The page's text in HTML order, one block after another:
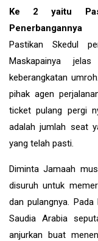
Ke 2 yaitu
Penerbangannya
Pastikan Skedul
Maskapainya
keberangkatan
pihak agen
ticket pulang pergi
adalah jumlah seat
yang telah pasti.
Diminta Jamaah
disuruh untuk
dan pulangnya.
Saudia Arabia
anjurkan buat